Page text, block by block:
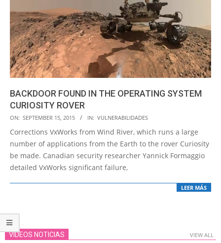
BACKDOOR FOUND IN THE OPERATING SYSTEM
CURIOSITY ROVER
2015-
09-
ON: SEPTEMBER 15, 2015 IN: VULNERABILIDADES
Corrections VxWorks from Wind River, which runs a large
number of applications from the Earth to the rover Curiosity
be made. Canadian security researcher Yannick Formaggio
detailed VxWorks significant failure,
LEER MÁS
VIDEOS NOTICIAS VIEW ALL